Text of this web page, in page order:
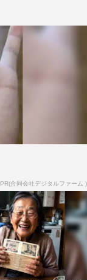
PR(合同会社デジタルファーム )